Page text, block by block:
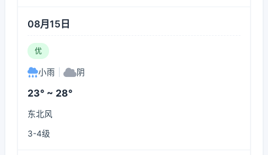
08月15日
优
小雨 阴
23° ~ 28°
东北风
3-4级